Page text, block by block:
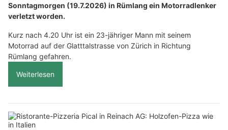
Sonntagmorgen (19.7.2026) in Rümlang ein Motorradlenker
verletzt worden.
Kurz nach 4.20 Uhr ist ein 23-jähriger Mann mit seinem
Motorrad auf der Glatttalstrasse von Zürich in Richtung
Rümlang gefahren.
Weiterlesen